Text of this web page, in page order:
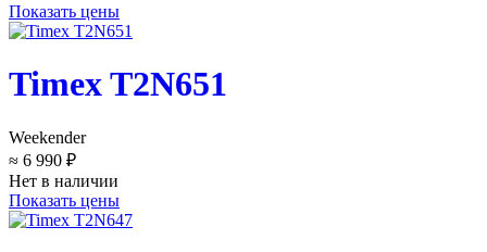
Показать цены
Timex T2N651
Weekender
≈ 6 990 ₽
Нет в наличии
Показать цены